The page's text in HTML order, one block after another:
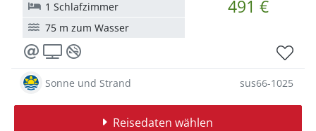
491 €
1 Schlafzimmer
75 m zum Wasser
Sonne und Strand sus66-1025
Reisedaten wählen